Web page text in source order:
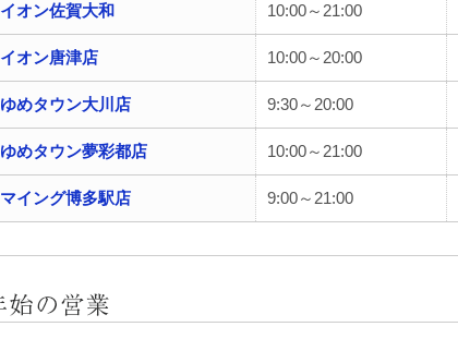
イオン佐賀大和 10:00～21:00
イオン唐津店 10:00～20:00
ゆめタウン大川店 9:30～20:00
ゆめタウン夢彩都店 10:00～21:00
マイング博多駅店 9:00～21:00